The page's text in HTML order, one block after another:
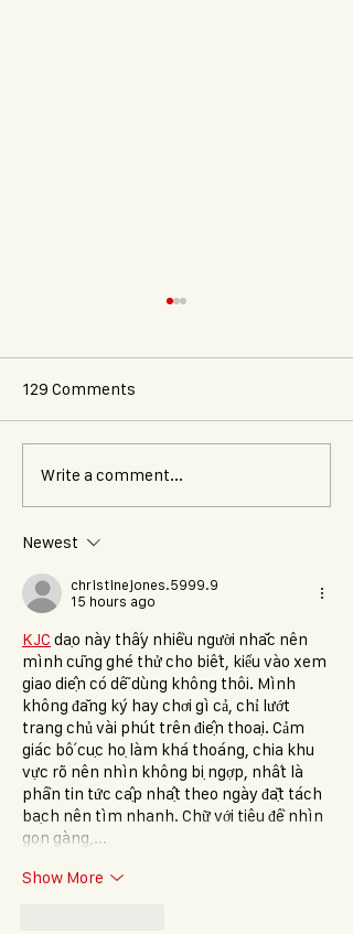
Oxalis x Lutèce
129 Comments
Write a comment...
Newest
christinejones.5999.9
15 hours ago
KJC dạo này thấy nhiều người nhắc nên
mình cũng ghé thử cho biết, kiểu vào xem
giao diện có dễ dùng không thôi. Mình
không đăng ký hay chơi gì cả, chỉ lướt
trang chủ vài phút trên điện thoại. Cảm
giác bố cục họ làm khá thoáng, chia khu
vực rõ nên nhìn không bị ngợp, nhất là
phần tin tức cập nhật theo ngày đặt tách
bạch nên tìm nhanh. Chữ với tiêu đề nhìn
gọn gàng,…
Show More